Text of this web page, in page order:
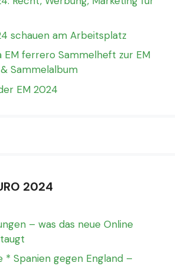
schauen am Arbeitsplatz
EM ferrero Sammelheft zur EM
Sammelalbum
EM 2024
2024
– was das neue Online
* Spanien gegen England –